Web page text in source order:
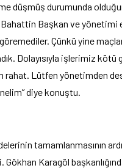
düşmüş durumunda
Bahattin Başkan ve
Çünkü yine
Dolayısıyla işlerimiz
rahat. Lütfen yönetimden
diye konuştu.
tamamlanmasının
Gökhan Karagöl